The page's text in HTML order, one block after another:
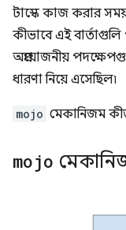
টাস্কে কাজ করার
কীভাবে এই
অপ্রয়োজনীয়
ধারণা নিয়ে এসেছিল৷
mojo মেকানিজম
mojo